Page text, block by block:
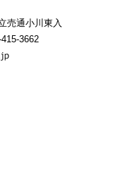
売通小川東入
3662